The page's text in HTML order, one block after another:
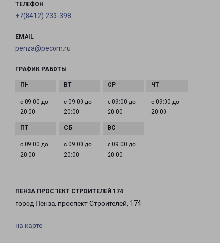
ТЕЛЕФОН
+7(8412) 233-398
EMAIL
penza@pecom.ru
ГРАФИК РАБОТЫ
с 09:00 до
20:00
с 09:00 до
20:00
с 09:00 до
20:00
с 09:00 до
20:00
с 09:00 до
20:00
с 09:00 до
20:00
с 09:00 до
20:00
ПЕНЗА ПРОСПЕКТ СТРОИТЕЛЕЙ 174
город Пенза, проспект Строителей, 174
на карте